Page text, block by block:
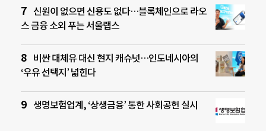
신원이 없으면 신용도 없다…블록체인으로 라오
스 금융 소외 푸는 서울랩스
비싼 대체유 대신 현지 캐슈넛…인도네시아의
‘우유 선택지’ 넓힌다
생명보험업계, ‘상생금융’ 통한 사회공헌 실시